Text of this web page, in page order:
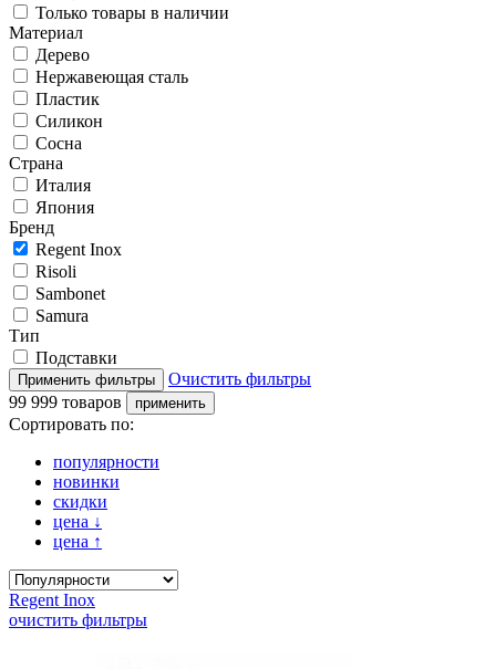
Только товары в наличии
Материал
Дерево
Нержавеющая сталь
Пластик
Силикон
Сосна
Страна
Италия
Япония
Бренд
Regent Inox
Risoli
Sambonet
Samura
Тип
Подставки
Очистить фильтры
99 999 товаров
Сортировать по:
популярности
новинки
скидки
цена ↓
цена ↑
Regent Inox
очистить фильтры